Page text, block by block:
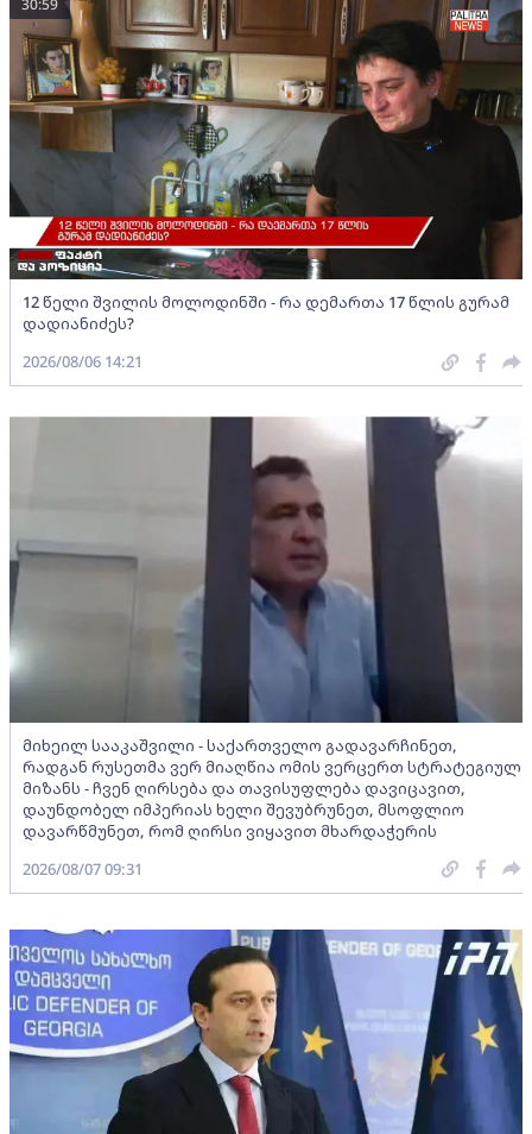
12 წელი შვილის მოლოდინში - რა დემართა 17 წლის გურამ
დადიანიძეს?
30:59
2026/08/06 14:21
მიხეილ სააკაშვილი - საქართველო გადავარჩინეთ,
რადგან რუსეთმა ვერ მიაღწია ომის ვერცერთ სტრატეგიულ
მიზანს - ჩვენ ღირსება და თავისუფლება დავიცავით,
დაუნდობელ იმპერიას ხელი შევუბრუნეთ, მსოფლიო
დავარწმუნეთ, რომ ღირსი ვიყავით მხარდაჭერის
2026/08/07 09:31